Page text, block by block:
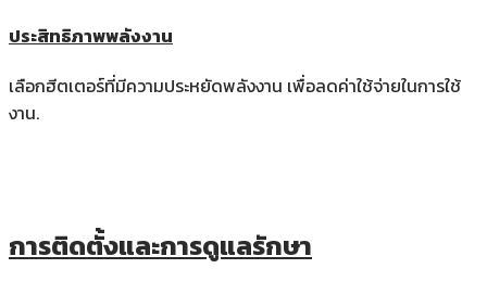
ประสิทธิภาพพลังงาน
เลือกฮีตเตอร์ที่มีความประหยัดพลังงาน เพื่อลดค่าใช้จ่ายในการใช้
งาน.
การติดตั้งและการดูแลรักษา